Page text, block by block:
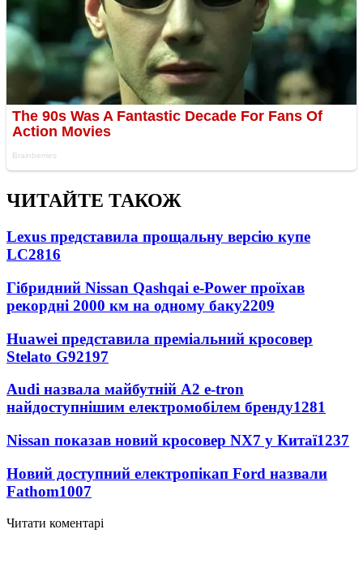
ЧИТАЙТЕ ТАКОЖ
Lexus представила прощальну версію купе
LC2816
Гібридний Nissan Qashqai e-Power проїхав
рекордні 2000 км на одному баку2209
Huawei представила преміальний кросовер
Stelato G92197
Audi назвала майбутній A2 e-tron
найдоступнішим електромобілем бренду1281
Nissan показав новий кросовер NX7 у Китаї1237
Новий доступний електропікап Ford назвали
Fathom1007
Читати коментарі